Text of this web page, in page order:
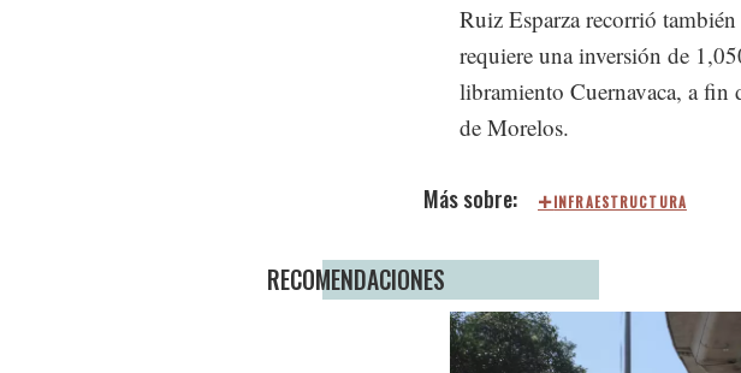
Ruiz Esparza recorrió
requiere una inversión de
libramiento Cuernavaca, a fin
de Morelos.
INFRAESTRUCTURA
RECOMENDACIONES